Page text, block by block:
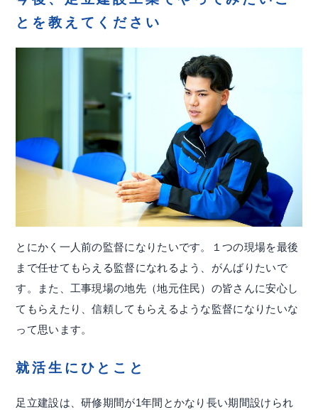
とを教えてください
とにかく一人前の監督になりたいです。１つの現場を最後
まで任せてもらえる監督になれるよう、がんばりたいで
す。また、工事現場の地先（地元住民）の皆さんに安心し
てもらえたり、信頼してもらえるような監督になりたいな
って思います。
就活生にひとこと
足立建設は、研修期間が1年間とかなり長い期間設けられ